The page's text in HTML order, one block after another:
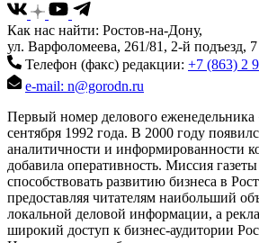
Как нас найти: Ростов-на-Дону,
ул. Варфоломеева, 261/81, 2-й подъезд,
Телефон (факс) редакции: +7 (863) 2
e-mail: n@gorodn.ru
Первый номер делового
сентября 1992 года. В 2000 году
аналитичности и информированности
добавила оперативность. Миссия
способствовать развитию бизнеса в
предоставляя читателям наибольший
локальной деловой информации, а
широкий доступ к бизнес-аудитории